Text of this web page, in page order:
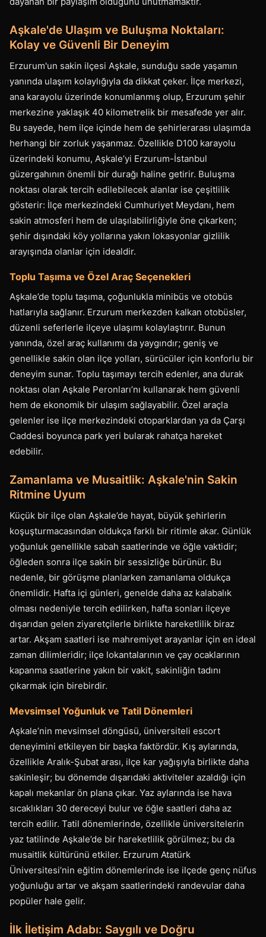
Aşkale'de Ulaşım ve Buluşma Noktaları:
Kolay ve Güvenli Bir Deneyim
Erzurum'un sakin ilçesi Aşkale, sunduğu sade yaşamın
yanında ulaşım kolaylığıyla da dikkat çeker. İlçe merkezi,
ana karayolu üzerinde konumlanmış olup, Erzurum şehir
merkezine yaklaşık 40 kilometrelik bir mesafede yer alır.
Bu sayede, hem ilçe içinde hem de şehirlerarası ulaşımda
herhangi bir zorluk yaşanmaz. Özellikle D100 karayolu
üzerindeki konumu, Aşkale’yi Erzurum-İstanbul
güzergahının önemli bir durağı haline getirir. Buluşma
noktası olarak tercih edilebilecek alanlar ise çeşitlilik
gösterir: İlçe merkezindeki Cumhuriyet Meydanı, hem
sakin atmosferi hem de ulaşılabilirliğiyle öne çıkarken;
şehir dışındaki köy yollarına yakın lokasyonlar gizlilik
arayışında olanlar için idealdir.
Toplu Taşıma ve Özel Araç Seçenekleri
Aşkale’de toplu taşıma, çoğunlukla minibüs ve otobüs
hatlarıyla sağlanır. Erzurum merkezden kalkan otobüsler,
düzenli seferlerle ilçeye ulaşımı kolaylaştırır. Bunun
yanında, özel araç kullanımı da yaygındır; geniş ve
genellikle sakin olan ilçe yolları, sürücüler için konforlu bir
deneyim sunar. Toplu taşımayı tercih edenler, ana durak
noktası olan Aşkale Peronları’nı kullanarak hem güvenli
hem de ekonomik bir ulaşım sağlayabilir. Özel araçla
gelenler ise ilçe merkezindeki otoparklardan ya da Çarşı
Caddesi boyunca park yeri bularak rahatça hareket
edebilir.
Zamanlama ve Musaitlik: Aşkale'nin Sakin
Ritmine Uyum
Küçük bir ilçe olan Aşkale’de hayat, büyük şehirlerin
koşuşturmacasından oldukça farklı bir ritimle akar. Günlük
yoğunluk genellikle sabah saatlerinde ve öğle vaktidir;
öğleden sonra ilçe sakin bir sessizliğe bürünür. Bu
nedenle, bir görüşme planlarken zamanlama oldukça
önemlidir. Hafta içi günleri, genelde daha az kalabalık
olması nedeniyle tercih edilirken, hafta sonları ilçeye
dışarıdan gelen ziyaretçilerle birlikte hareketlilik biraz
artar. Akşam saatleri ise mahremiyet arayanlar için en ideal
zaman dilimleridir; ilçe lokantalarının ve çay ocaklarının
kapanma saatlerine yakın bir vakit, sakinliğin tadını
çıkarmak için birebirdir.
Mevsimsel Yoğunluk ve Tatil Dönemleri
Aşkale’nin mevsimsel döngüsü, üniversiteli escort
deneyimini etkileyen bir başka faktördür. Kış aylarında,
özellikle Aralık-Şubat arası, ilçe kar yağışıyla birlikte daha
sakinleşir; bu dönemde dışarıdaki aktiviteler azaldığı için
kapalı mekanlar ön plana çıkar. Yaz aylarında ise hava
sıcaklıkları 30 dereceyi bulur ve öğle saatleri daha az
tercih edilir. Tatil dönemlerinde, özellikle üniversitelerin
yaz tatilinde Aşkale’de bir hareketlilik görülmez; bu da
musaitlik kültürünü etkiler. Erzurum Atatürk
Üniversitesi’nin eğitim dönemlerinde ise ilçede genç nüfus
yoğunluğu artar ve akşam saatlerindeki randevular daha
popüler hale gelir.
İlk İletişim Adabı: Saygılı ve Doğru